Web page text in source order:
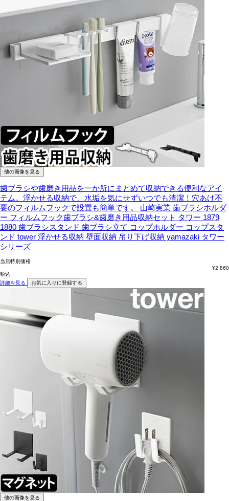
他の画像を見る
歯ブラシや歯磨き用品を一か所にまとめて収納できる便利なアイ
テム。浮かせる収納で、水垢を気にせずいつでも清潔！穴あけ不
要のフィルムフックで設置も簡単です。
山崎実業 歯ブラシホルダ
ー フィルムフック歯ブラシ&歯磨き用品収納セット タワー 1879
1880 歯ブラシスタンド 歯ブラシ立て コップホルダー コップスタ
ンド tower 浮かせる収納 壁面収納 吊り下げ収納 yamazaki タワー
シリーズ
当店特別価格
¥2,860
税込
詳細を見る
お気に入りに登録する
他の画像を見る